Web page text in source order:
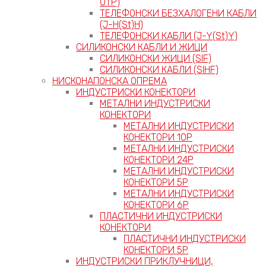
ТЕЛЕФОНСКИ БЕЗХАЛОГЕНИ КАБЛИ
(J-H(St)H)
ТЕЛЕФОНСКИ КАБЛИ (J-Y(St)Y)
СИЛИКОНСКИ КАБЛИ И ЖИЦИ
СИЛИКОНСКИ ЖИЦИ (SIF)
СИЛИКОНСКИ КАБЛИ (SIHF)
НИСКОНАПОНСКА ОПРЕМА
ИНДУСТРИСКИ КОНЕКТОРИ
МЕТАЛНИ ИНДУСТРИСКИ
КОНЕКТОРИ
МЕТАЛНИ ИНДУСТРИСКИ
КОНЕКТОРИ 10P
МЕТАЛНИ ИНДУСТРИСКИ
КОНЕКТОРИ 24P
МЕТАЛНИ ИНДУСТРИСКИ
КОНЕКТОРИ 5P
МЕТАЛНИ ИНДУСТРИСКИ
КОНЕКТОРИ 6P
ПЛАСТИЧНИ ИНДУСТРИСКИ
КОНЕКТОРИ
ПЛАСТИЧНИ ИНДУСТРИСКИ
КОНЕКТОРИ 5P
ИНДУСТРИСКИ ПРИКЛУЧНИЦИ,